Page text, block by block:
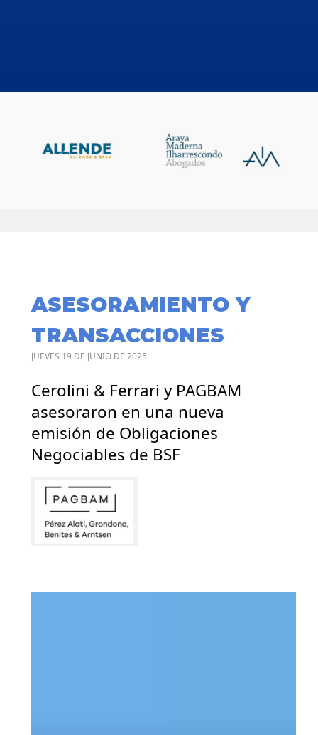
ASESORAMIENTO Y
TRANSACCIONES
JUEVES 19 DE JUNIO DE 2025
Cerolini & Ferrari y PAGBAM
asesoraron en una nueva
emisión de Obligaciones
Negociables de BSF